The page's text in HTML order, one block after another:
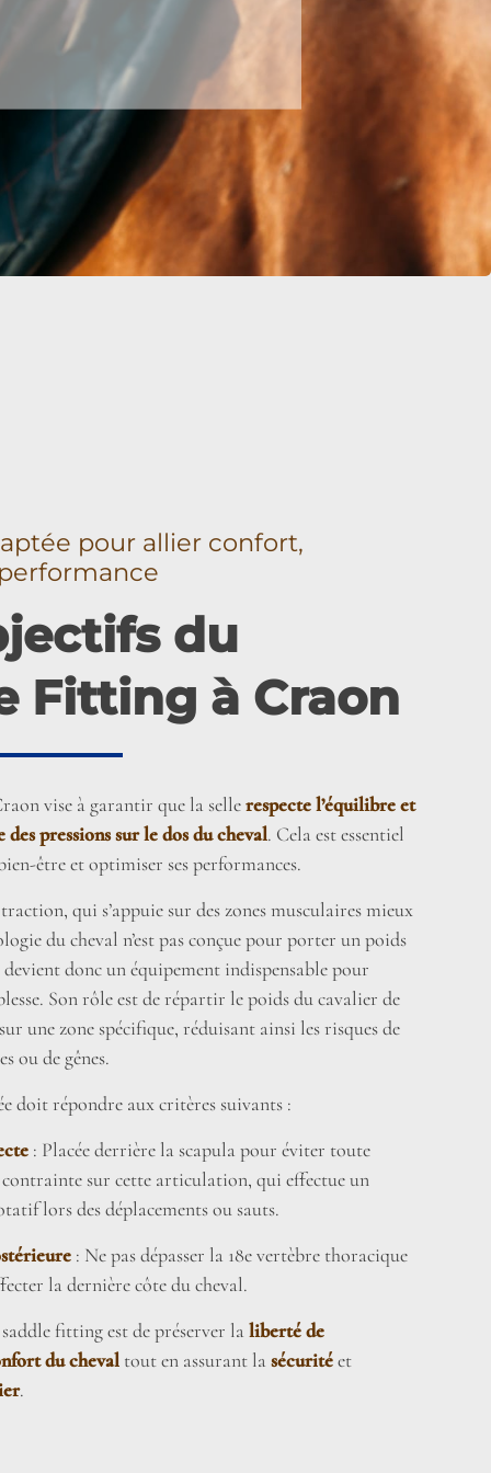
pour allier confort,
du
Fitting à Craon
vise à garantir que la sellerespecte l’équilibre et
pressions sur le dos du cheval. Cela est essentiel
être et optimiser ses performances.
qui s’appuie sur des zones musculaires mieux
du cheval n’est pas conçue pour porter un poids
devient donc un équipement indispensable pour
Son rôle est de répartir le poids du cavalier de
une zone spécifique, réduisant ainsi les risques de
ou de gênes.
doit répondre aux critères suivants :
: Placée derrière la scapula pour éviter toute
sur cette articulation, qui effectue un
lors des déplacements ou sauts.
: Ne pas dépasser la 18e vertèbre thoracique
la dernière côte du cheval.
fitting est de préserver laliberté de
du cheval tout en assurant lasécuritéet
.